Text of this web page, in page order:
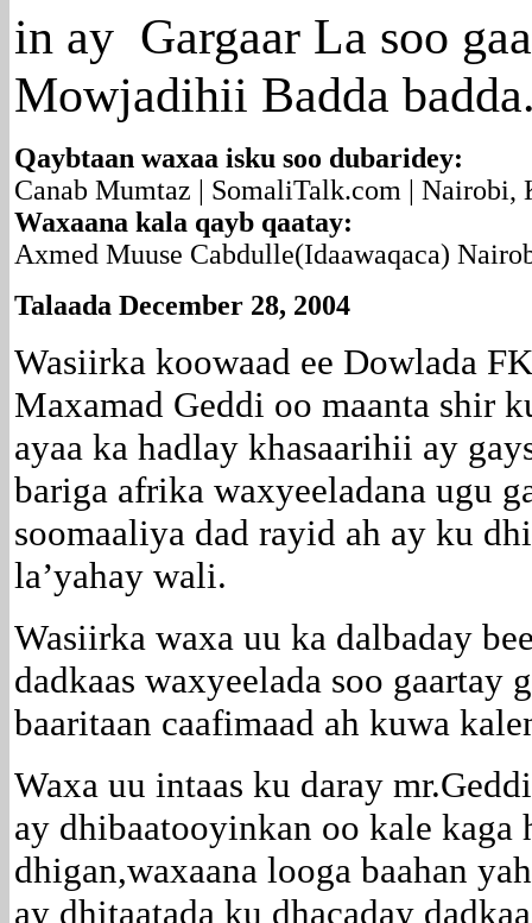
in ay Gargaar La soo
Mowjadihii Badda
Qaybtaan waxaa isku soo dubaridey:
Canab Mumtaz | SomaliTalk.com |
Waxaana kala qayb qaatay:
Axmed Muuse Cabdulle(Idaawaqaca)
Talaada December 28, 2004
Wasiirka koowaad ee Dowlada
Maxamad Geddi oo maanta shir
ayaa ka hadlay khasaarihii ay
bariga afrika waxyeeladana ugu
soomaaliya dad rayid ah ay ku
la’yahay wali.
Wasiirka waxa uu ka dalbaday
dadkaas waxyeelada soo
baaritaan caafimaad ah kuwa
Waxa uu intaas ku daray
ay dhibaatooyinkan oo kale kaga
dhigan,waxaana looga baahan
ay dhitaatada ku dhacaday